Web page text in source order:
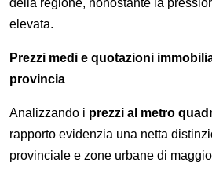
della regione, nonostante la
elevata.
Prezzi medi e quotazioni
provincia
Analizzando i prezzi al metro
rapporto evidenzia una netta
provinciale e zone urbane di